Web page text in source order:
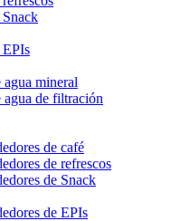
EPIs
agua mineral
agua de filtración
de café
de refrescos
de Snack
de EPIs